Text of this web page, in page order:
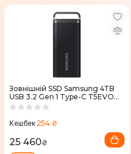
Зовнiшнiй SSD Samsung 4TB
USB 3.2 Gen 1 Type-C T5EVO
Shield
Кешбек 254 ₴
25 460₴